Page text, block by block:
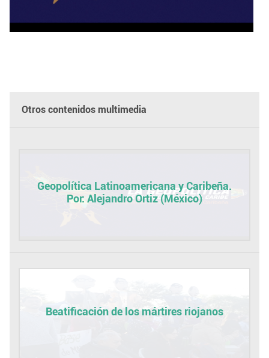
Otros contenidos multimedia
Geopolítica Latinoamericana y Caribeña.
Por: Alejandro Ortiz (México)
Beatificación de los mártires riojanos